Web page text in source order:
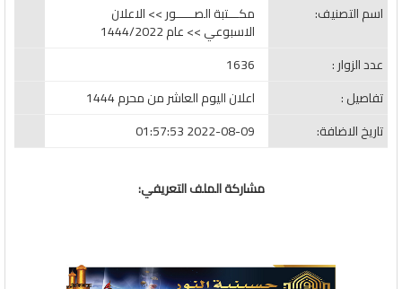
اسم التصنيف:
مكـــتبة الصـــــور >> الاعلان
الاسبوعي >> عام 1444/2022
عدد الزوار :
1636
تفاصيل :
اعلان اليوم العاشر من محرم 1444
تاريخ الاضافة:
2022-08-09 01:57:53
مشاركة الملف التعريفي: